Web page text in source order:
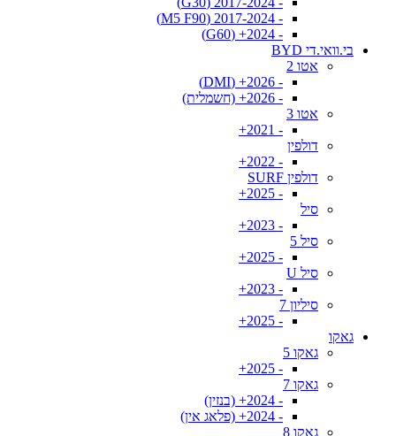
- 2017-2024 (M5 F90)
- 2024+ (G60)
בי.וואי.די BYD
אטו 2
- 2026+ (DMI)
- 2026+ (חשמלית)
אטו 3
- 2021+
דולפין
- 2022+
דולפין SURF
- 2025+
סיל
- 2023+
סיל 5
- 2025+
סיל U
- 2023+
סיליון 7
- 2025+
גאקו
גאקו 5
- 2025+
גאקו 7
- 2024+ (בנזין)
- 2024+ (פלאג אין)
גאקו 8